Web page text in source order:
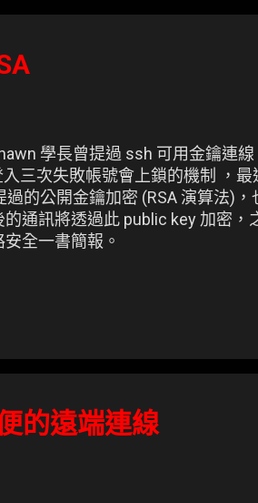
學長曾提過 ssh 可用金鑰連
三次失敗帳號會上鎖的機制 ，最
的公開金鑰加密 (RSA 演算法)
通訊將透過此 public key 加密，
全一書簡報。
的遠端連線